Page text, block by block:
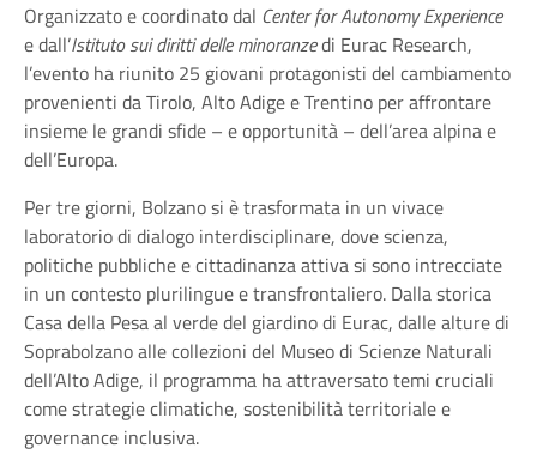
Organizzato e coordinato dal Center for Autonomy Experience
e dall’Istituto sui diritti delle minoranzedi Eurac Research,
l’evento ha riunito 25 giovani protagonisti del cambiamento
provenienti da Tirolo, Alto Adige e Trentino per affrontare
insieme le grandi sfide – e opportunità – dell’area alpina e
dell’Europa.
Per tre giorni, Bolzano si è trasformata in un vivace
laboratorio di dialogo interdisciplinare, dove scienza,
politiche pubbliche e cittadinanza attiva si sono intrecciate
in un contesto plurilingue e transfrontaliero. Dalla storica
Casa della Pesa al verde del giardino di Eurac, dalle alture di
Soprabolzano alle collezioni del Museo di Scienze Naturali
dell’Alto Adige, il programma ha attraversato temi cruciali
come strategie climatiche, sostenibilità territoriale e
governance inclusiva.